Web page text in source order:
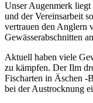
Unser Augenmerk
und der Vereinsarbeit
vertrauen den Anglern
Gewässerabschnitten
Aktuell haben viele
zu kämpfen. Der Ilm
Fischarten in Äschen -
bei der Austrocknung